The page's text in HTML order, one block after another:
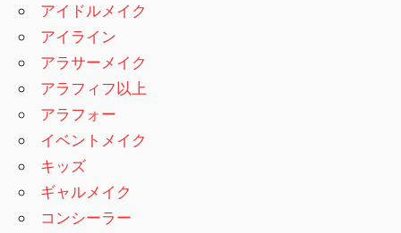
アイドルメイク
アイライン
アラサーメイク
アラフィフ以上
アラフォー
イベントメイク
キッズ
ギャルメイク
コンシーラー